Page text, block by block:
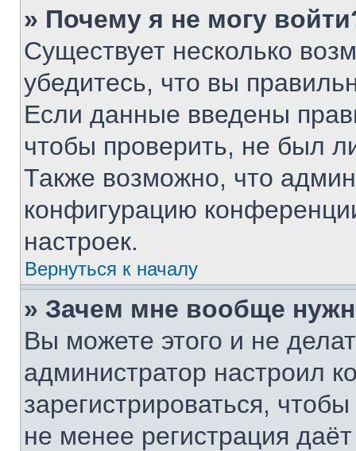
» Почему я не могу
Существует несколько
убедитесь, что вы
Если данные введены
чтобы проверить, не был
Также возможно, что
конфигурацию
настроек.
Вернуться к началу
» Зачем мне вообще
Вы можете этого и не
администратор настроил
зарегистрироваться,
не менее регистрация